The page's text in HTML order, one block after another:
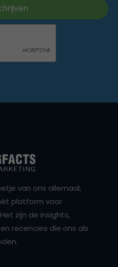
van ons allemaal,
platform voor
zijn de insights,
recencies die ons als